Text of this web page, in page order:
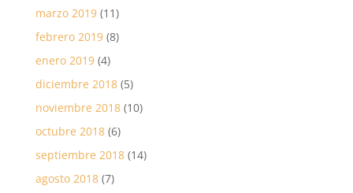
marzo 2019(11)
febrero 2019(8)
enero 2019(4)
diciembre 2018(5)
noviembre 2018(10)
octubre 2018(6)
septiembre 2018(14)
agosto 2018(7)